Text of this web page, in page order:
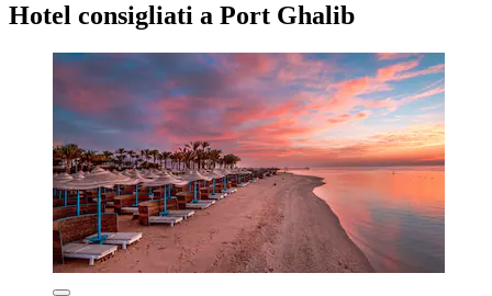
Hotel consigliati a Port Ghalib